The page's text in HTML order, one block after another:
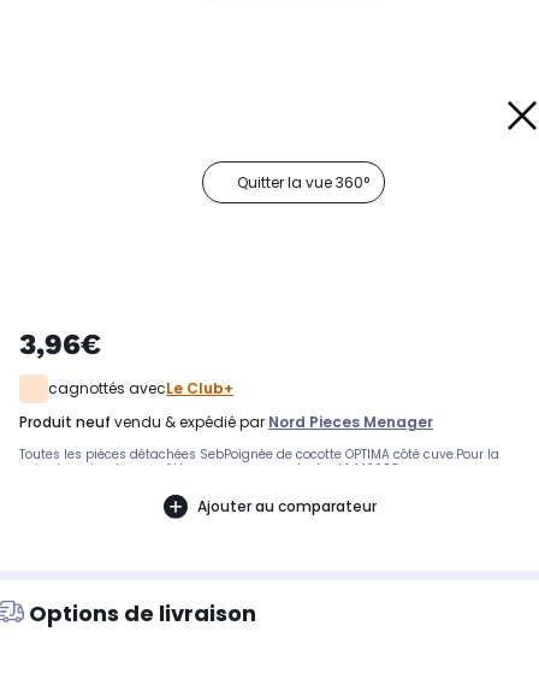
Quitter la vue 360°
3,96€
cagnottés avecLe Club+
produit neuf vendu & expédié par Nord Pieces Menager
Toutes les pièces détachées SebPoignée de cocotte OPTIMA côté cuve.Pour la
poignée qui se trouve côté verrou, commander la réf 440008
Ajouter au comparateur
Options de livraison